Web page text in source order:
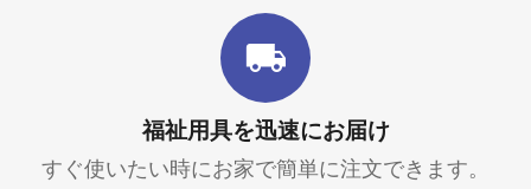
福祉用具を迅速にお届け
すぐ使いたい時にお家で簡単に注文できます。